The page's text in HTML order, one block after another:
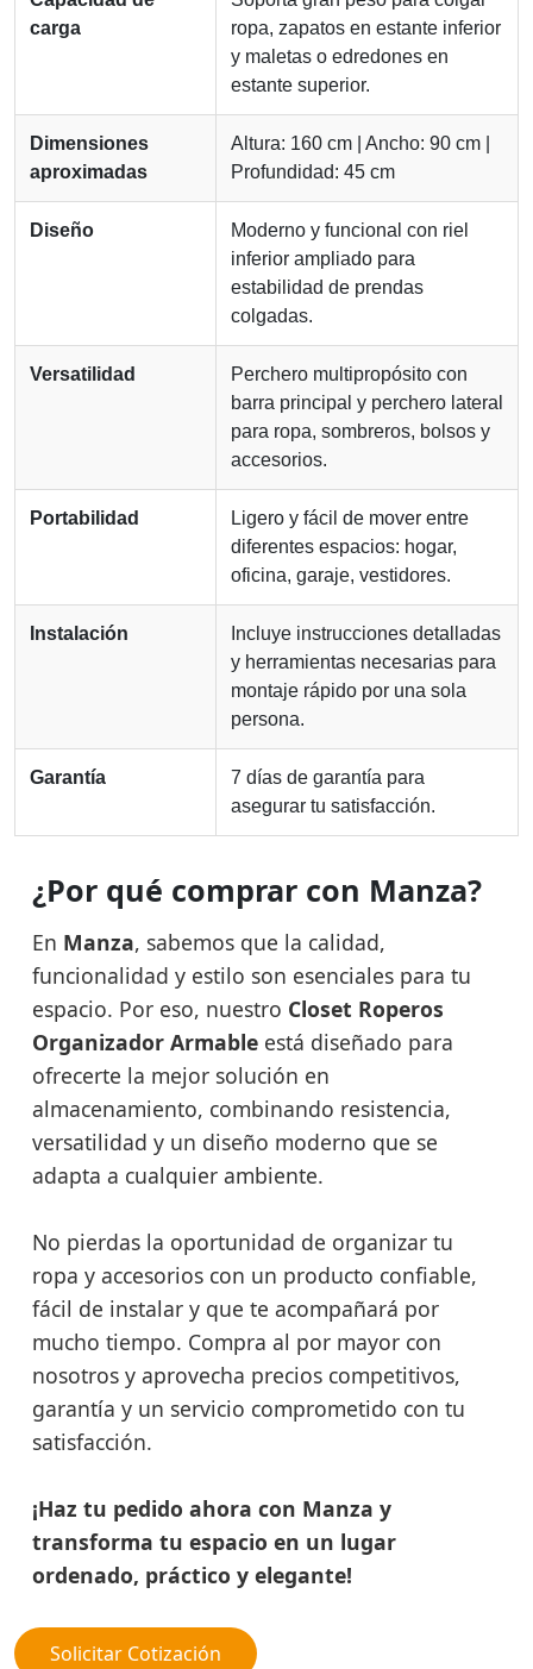
carga
ropa, zapatos en estante inferior
y maletas o edredones en
estante superior.
Dimensiones
aproximadas
Altura: 160 cm | Ancho: 90 cm |
Profundidad: 45 cm
Diseño
Moderno y funcional con riel
inferior ampliado para
estabilidad de prendas
colgadas.
Versatilidad
Perchero multipropósito con
barra principal y perchero lateral
para ropa, sombreros, bolsos y
accesorios.
Portabilidad
Ligero y fácil de mover entre
diferentes espacios: hogar,
oficina, garaje, vestidores.
Instalación
Incluye instrucciones detalladas
y herramientas necesarias para
montaje rápido por una sola
persona.
Garantía
7 días de garantía para
asegurar tu satisfacción.
¿Por qué comprar con Manza?
En Manza, sabemos que la calidad,
funcionalidad y estilo son esenciales para tu
espacio. Por eso, nuestro Closet Roperos
Organizador Armable está diseñado para
ofrecerte la mejor solución en
almacenamiento, combinando resistencia,
versatilidad y un diseño moderno que se
adapta a cualquier ambiente.
No pierdas la oportunidad de organizar tu
ropa y accesorios con un producto confiable,
fácil de instalar y que te acompañará por
mucho tiempo. Compra al por mayor con
nosotros y aprovecha precios competitivos,
garantía y un servicio comprometido con tu
satisfacción.
¡Haz tu pedido ahora con Manza y
transforma tu espacio en un lugar
ordenado, práctico y elegante!
Solicitar Cotización